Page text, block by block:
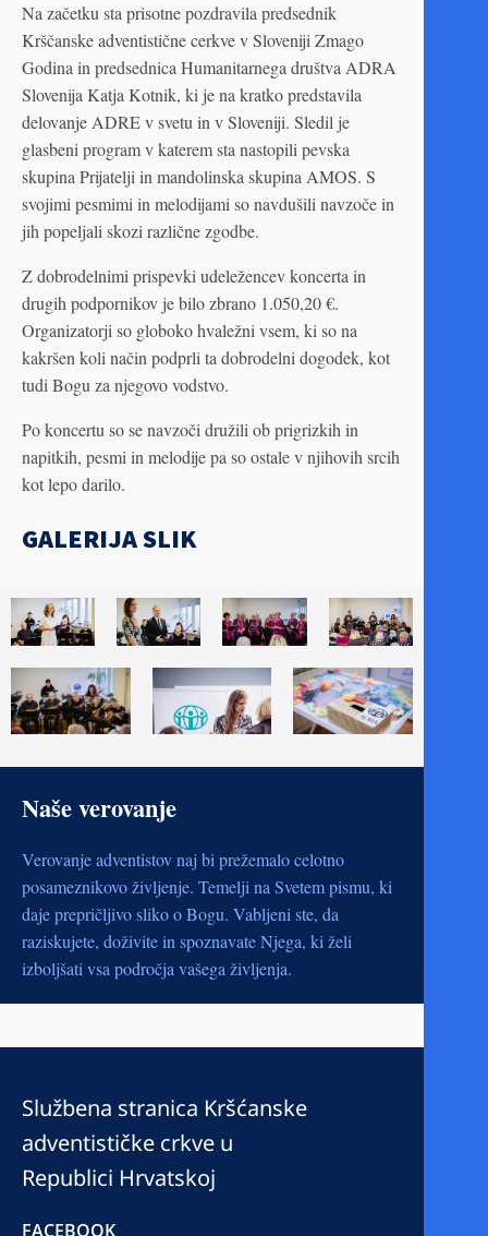
Na začetku sta prisotne pozdravila predsednik
Krščanske adventistične cerkve v Sloveniji Zmago
Godina in predsednica Humanitarnega društva ADRA
Slovenija Katja Kotnik, ki je na kratko predstavila
delovanje ADRE v svetu in v Sloveniji. Sledil je
glasbeni program v katerem sta nastopili pevska
skupina Prijatelji in mandolinska skupina AMOS. S
svojimi pesmimi in melodijami so navdušili navzoče in
jih popeljali skozi različne zgodbe.
Z dobrodelnimi prispevki udeležencev koncerta in
drugih podpornikov je bilo zbrano 1.050,20 €.
Organizatorji so globoko hvaležni vsem, ki so na
kakršen koli način podprli ta dobrodelni dogodek, kot
tudi Bogu za njegovo vodstvo.
Po koncertu so se navzoči družili ob prigrizkih in
napitkih, pesmi in melodije pa so ostale v njihovih srcih
kot lepo darilo.
GALERIJA SLIK
Naše verovanje
Verovanje adventistov naj bi prežemalo celotno
posameznikovo življenje. Temelji na Svetem pismu, ki
daje prepričljivo sliko o Bogu. Vabljeni ste, da
raziskujete, doživite in spoznavate Njega, ki želi
izboljšati vsa področja vašega življenja.
Službena stranica Kršćanske
adventističke crkve u
Republici Hrvatskoj
FACEBOOK